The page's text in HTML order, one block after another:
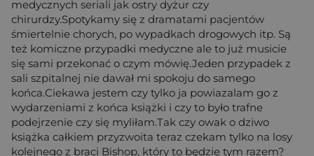
medycznych seriali jak ostry dyżur czy
chirurdzy.Spotykamy się z dramatami pacjentów
śmiertelnie chorych, po wypadkach drogowych itp. Są
też komiczne przypadki medyczne ale to już musicie
się sami przekonać o czym mówię.Jeden przypadek z
sali szpitalnej nie dawał mi spokoju do samego
końca.Ciekawa jestem czy tylko ja powiazalam go z
wydarzeniami z końca książki i czy to było trafne
podejrzenie czy się myliłam.Tak czy owak o dziwo
książka całkiem przyzwoita teraz czekam tylko na losy
kolejnego z braci Bishop, który to będzie tym razem?